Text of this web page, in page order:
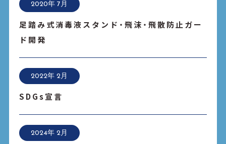
2020年 7月
足踏み式消毒液スタンド・飛沫・飛散防止ガー
ド開発
2022年 2月
SDGs宣言
2024年 2月